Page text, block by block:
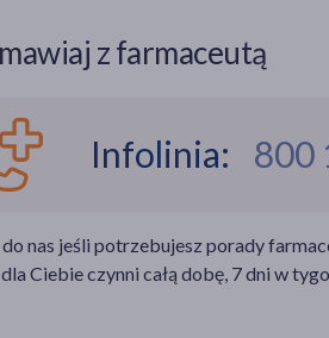
z farmaceutą
Infolinia: 800
nas jeśli potrzebujesz porady
Ciebie czynni całą dobę, 7 dni w